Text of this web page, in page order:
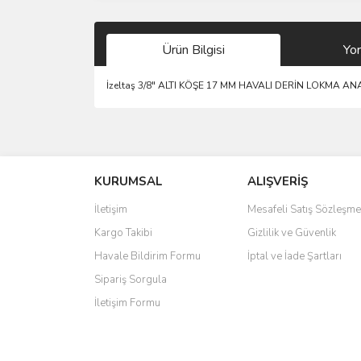
Ürün Bilgisi
İzeltaş 3/8" ALTI KÖŞE 17 MM HAVALI DERİN LOKMA
Ürün resmi kalitesiz, bozuk veya görüntülenemiyor.
Ürün açıklamasında eksik bilgiler bulunuyor.
Ürün bilgilerinde hatalar bulunuyor.
Ürün fiyatı diğer sitelerden daha pahalı.
Bu ürüne benzer farklı alternatifler olmalı.
KURUMSAL
İletişim
Kargo Takibi
Havale Bildirim Formu
Sipariş Sorgula
İletişim Formu
ALIŞVERİŞ
Mesafeli Satış
Gizlilik ve Güvenlik
İptal ve İade Şartları